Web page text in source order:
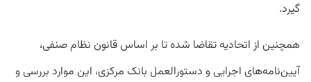
گیرد.
همچنین از اتحادیه تقاضا شده تا بر اساس قانون نظام صنفی،
آیین‌نامه‌های اجرایی و دستورالعمل بانک مرکزی، این موارد بررسی و